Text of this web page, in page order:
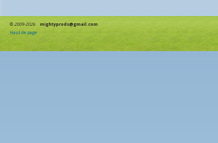
©2009-2026
mightyprods@gmail.com
Haut de page